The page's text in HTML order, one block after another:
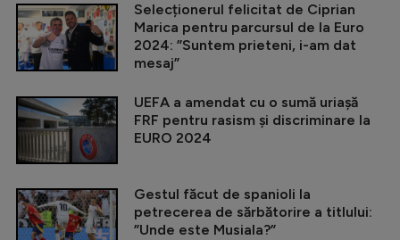
Selecționerul felicitat de Ciprian
Marica pentru parcursul de la Euro
2024: ”Suntem prieteni, i-am dat
mesaj”
UEFA a amendat cu o sumă uriașă
FRF pentru rasism și discriminare la
EURO 2024
Gestul făcut de spanioli la
petrecerea de sărbătorire a titlului:
”Unde este Musiala?”